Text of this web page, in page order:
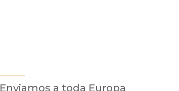
Enviamos a toda Europa